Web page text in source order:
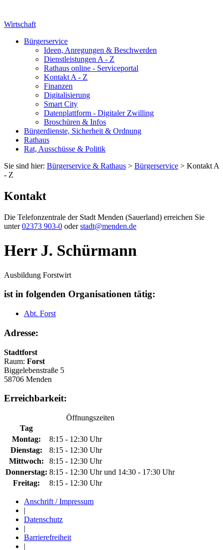
Wirtschaft
Bürgerservice
Ideen, Anregungen & Beschwerden
Dienstleistungen A - Z
Rathaus online - Serviceportal
Kontakt A - Z
Finanzen
Digitalisierung
Smart City
Datenplattform - Digitaler Zwilling
Broschüren & Infos
Bürgerdienste, Sicherheit & Ordnung
Rathaus
Rat, Ausschüsse & Politik
Sie sind hier: Bürgerservice & Rathaus > Bürgerservice > Kontakt A
- Z
Kontakt
Die Telefonzentrale der Stadt Menden (Sauerland) erreichen Sie
unter02373 903-0 oderstadt@menden.de
Herr J. Schürmann
Ausbildung Forstwirt
ist in folgenden Organisationen tätig:
Abt. Forst
Adresse:
Stadtforst
Raum: Forst
Biggelebenstraße 5
58706 Menden
Erreichbarkeit:
Öffnungszeiten
Tag
Montag:
8:15 - 12:30 Uhr
Dienstag:
8:15 - 12:30 Uhr
Mittwoch:
8:15 - 12:30 Uhr
Donnerstag: 8:15 - 12:30 Uhr und 14:30 - 17:30 Uhr
Freitag:
8:15 - 12:30 Uhr
Anschrift / Impressum
|
Datenschutz
|
Barrierefreiheit
|